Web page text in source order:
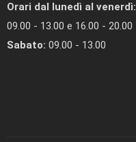
Orari dal lunedì al venerdì:
09.00 - 13.00 e 16.00 - 20.00
Sabato: 09.00 - 13.00